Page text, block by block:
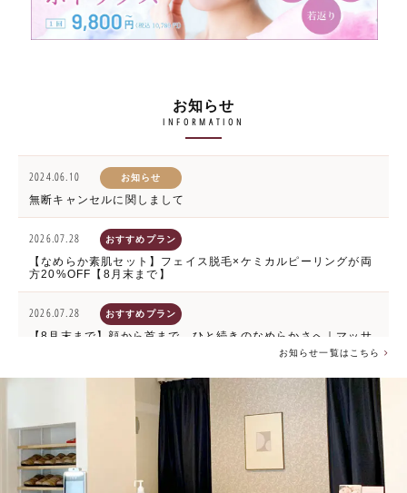
お知らせ
INFORMATION
2024.06.10 お知らせ
無断キャンセルに関しまして
2026.07.28 おすすめプラン
【なめらか素肌セット】フェイス脱毛×ケミカルピーリングが両
方20%OFF【8月末まで】
2026.07.28 おすすめプラン
【8月末まで】顔から首まで、ひと続きのなめらかさへ｜マッサ
お知らせ
【7月・8月】男性看護師の出勤日カレンダー
2026.06.29
【7/31まで】即効性×持続性の水光注射✨プルリアル × ハイコッ
クス 30%オフ
お知らせ一覧はこちら